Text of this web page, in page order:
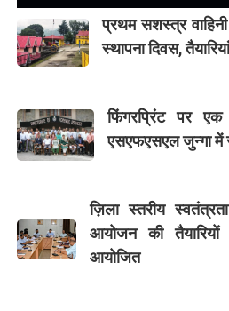
प्रथम सशस्त्र वाहिनी
स्थापना दिवस,
फिंगरप्रिंट पर एक
एसएफएसएल जुन्गा में
ज़िला स्तरीय
आयोजन की
आयोजित